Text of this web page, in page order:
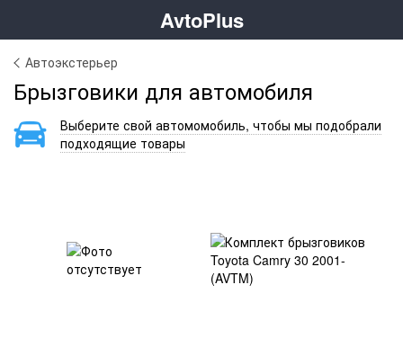
AvtoPlus
Автоэкстерьер
Брызговики для автомобиля
Выберите свой автомомобиль, чтобы мы подобрали
подходящие товары